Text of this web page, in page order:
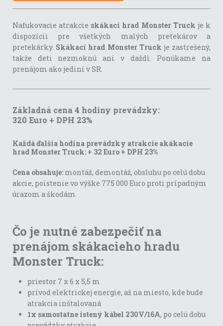
Nafukovacie atrakcie skákací hrad Monster Truck je k
dispozícii pre všetkých malých pretekárov a
pretekárky. Skákací hrad Monster Truck je zastrešený,
takže deti nezmoknú ani v daždi. Ponúkame na
prenájom ako jediní v SR.
Základná cena 4 hodiny prevádzky:
320 Euro + DPH 23%
Každá ďalšia hodina prevádzky atrakcie akákacie
hrad Monster Truck: + 32 Euro + DPH 23%
Cena obsahuje: montáž, demontáž, obsluhu po celú dobu
akcie, poistenie vo výške 775 000 Euro proti prípadným
úrazom a škodám
Čo je nutné zabezpečiť na
prenájom skákacieho hradu
Monster Truck:
priestor 7 x 6 x 5,5 m
prívod elektrickej energie, až na miesto, kde bude
atrakcia inštalovaná
1x samostatne istený kábel 230V/16A, po celú dobu